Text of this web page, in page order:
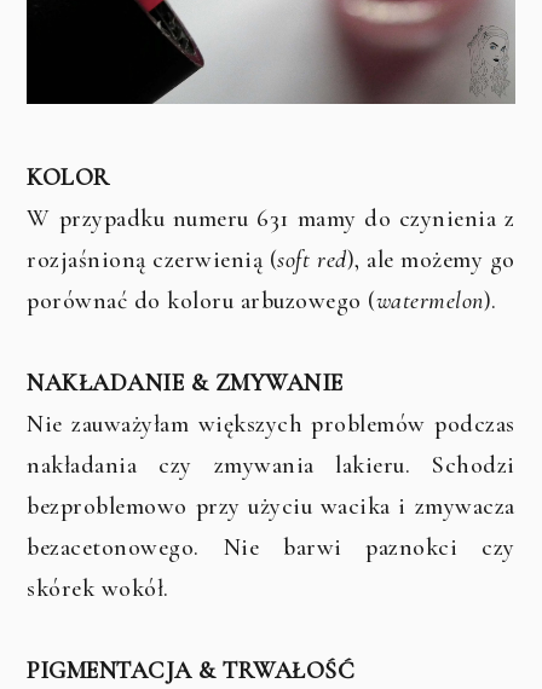
KOLOR
W przypadku numeru 631 mamy do czynienia z
rozjaśnioną czerwienią (soft red), ale możemy go
porównać do koloru arbuzowego (watermelon).
NAKŁADANIE & ZMYWANIE
Nie zauważyłam większych problemów podczas
nakładania czy zmywania lakieru. Schodzi
bezproblemowo przy użyciu wacika i zmywacza
bezacetonowego. Nie barwi paznokci czy
skórek wokół.
PIGMENTACJA & TRWAŁOŚĆ